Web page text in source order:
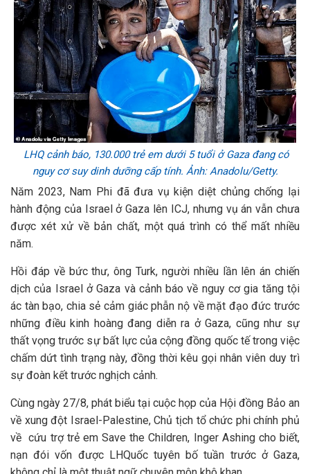
LHQ cảnh báo, 130.000 trẻ em dưới 5 tuổi ở Gaza đang có
nguy cơ suy dinh dưỡng cấp tính. Ảnh: Anadolu/Getty.
Năm 2023, Nam Phi đã đưa vụ kiện diệt chủng chống lại
hành động của Israel ở Gaza lên ICJ, nhưng vụ án vẫn chưa
được xét xử về bản chất, một quá trình có thể mất nhiều
năm.
Hồi đáp về bức thư, ông Turk, người nhiều lần lên án chiến
dịch của Israel ở Gaza và cảnh báo về nguy cơ gia tăng tội
ác tàn bạo, chia sẻ cảm giác phẫn nộ về mặt đạo đức trước
những điều kinh hoàng đang diễn ra ở Gaza, cũng như sự
thất vọng trước sự bất lực của cộng đồng quốc tế trong việc
chấm dứt tình trạng này, đồng thời kêu gọi nhân viên duy trì
sự đoàn kết trước nghịch cảnh.
Cùng ngày 27/8, phát biểu tại cuộc họp của Hội đồng Bảo an
về xung đột Israel-Palestine, Chủ tịch tổ chức phi chính phủ
về cứu trợ trẻ em Save the Children, Inger Ashing cho biết,
nạn đói vốn được LHQuốc tuyên bố tuần trước ở Gaza,